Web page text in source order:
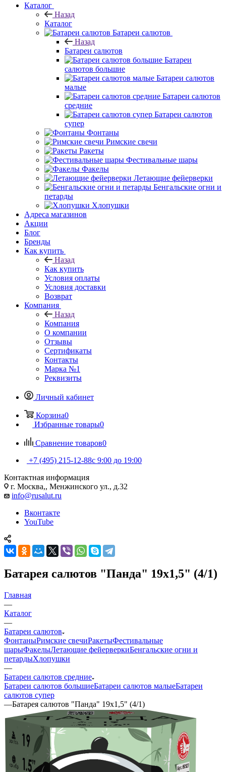
Каталог
Назад
Каталог
Батареи салютов
Назад
Батареи салютов
Батареи
салютов большие
Батареи салютов
малые
Батареи салютов
средние
Батареи салютов
супер
Фонтаны
Римские свечи
Ракеты
Фестивальные шары
Факелы
Летающие фейерверки
Бенгальские огни и
петарды
Хлопушки
Адреса магазинов
Акции
Блог
Бренды
Как купить
Назад
Как купить
Условия оплаты
Условия доставки
Возврат
Компания
Назад
Компания
О компании
Отзывы
Сертификаты
Контакты
Марка №1
Реквизиты
Личный кабинет
Корзина0
Избранные товары0
Сравнение товаров0
+7 (495) 215-12-88c 9:00 до 19:00
Контактная информация
г. Москва,, Менжинского ул., д.32
info@rusalut.ru
Вконтакте
YouTube
Батарея салютов "Панда" 19x1,5" (4/1)
Главная
—
Каталог
—
Батареи салютов
ФонтаныРимские свечиРакетыФестивальные
шарыФакелыЛетающие фейерверкиБенгальские огни и
петардыХлопушки
—
Батареи салютов средние
Батареи салютов большиеБатареи салютов малыеБатареи
салютов супер
—Батарея салютов "Панда" 19x1,5" (4/1)